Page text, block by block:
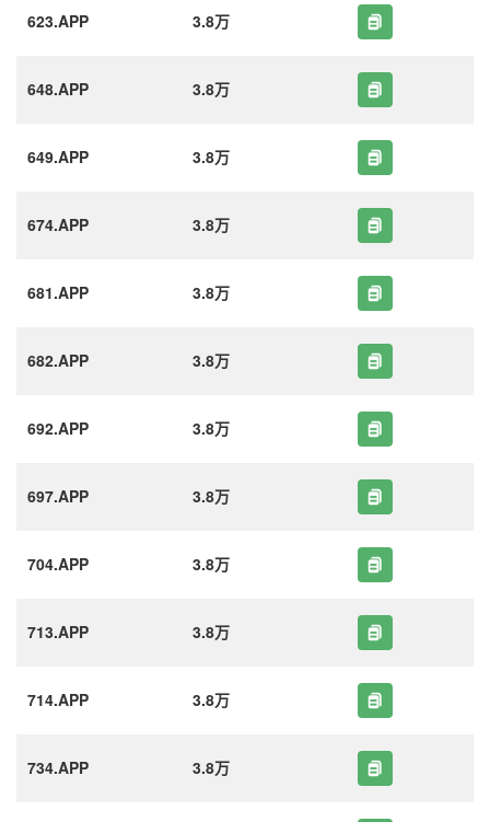
623.APP 3.8万
648.APP 3.8万
649.APP 3.8万
674.APP 3.8万
681.APP 3.8万
682.APP 3.8万
692.APP 3.8万
697.APP 3.8万
704.APP 3.8万
713.APP 3.8万
714.APP 3.8万
734.APP 3.8万